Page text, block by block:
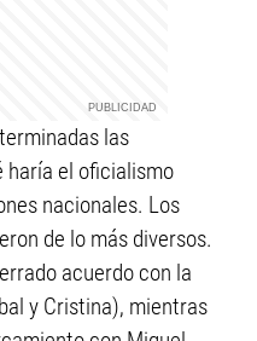
las
haría el oficialismo
nacionales. Los
de lo más diversos.
acuerdo con la
y Cristina), mientras